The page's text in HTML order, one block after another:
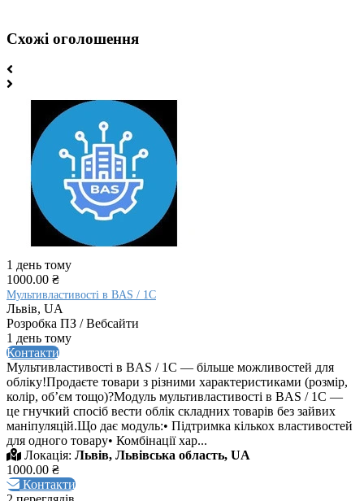
Схожі оголошення
1 день тому
1000.00 ₴
Мультивластивості в BAS / 1C
Львів, UA
Розробка ПЗ / Вебсайти
1 день тому
Контакти
Мультивластивості в BAS / 1C — більше можливостей для
обліку!Продаєте товари з різними характеристиками (розмір,
колір, обʼєм тощо)?Модуль мультивластивості в BAS / 1C —
це гнучкий спосіб вести облік складних товарів без зайвих
маніпуляцій.Що дає модуль:• Підтримка кількох властивостей
для одного товару• Комбінації хар...
Локація: Львів, Львівська область, UA
1000.00 ₴
Контакти